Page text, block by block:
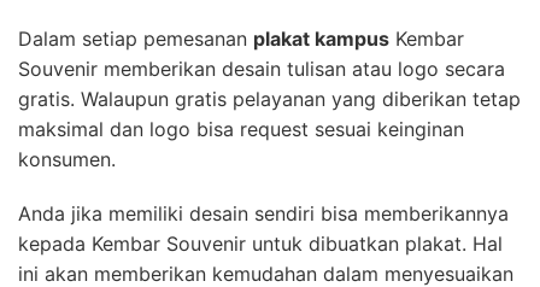
Dalam setiap pemesanan plakat kampus Kembar
Souvenir memberikan desain tulisan atau logo secara
gratis. Walaupun gratis pelayanan yang diberikan tetap
maksimal dan logo bisa request sesuai keinginan
konsumen.
Anda jika memiliki desain sendiri bisa memberikannya
kepada Kembar Souvenir untuk dibuatkan plakat. Hal
ini akan memberikan kemudahan dalam menyesuaikan